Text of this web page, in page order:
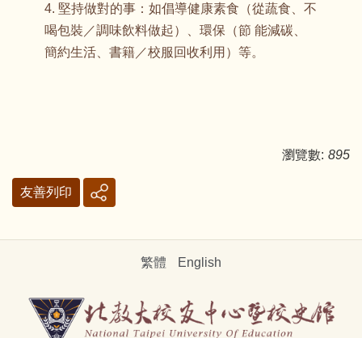
4. 堅持做對的事：如倡導健康素食（從蔬食、不
喝包裝／調味飲料做起）、環保（節 能減碳、
簡約生活、書籍／校服回收利用）等。
瀏覽數: 895
友善列印
繁體 English